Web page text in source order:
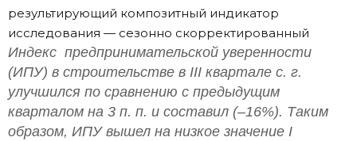
результирующий композитный индикатор
исследования — сезонно скорректированный
Индекс предпринимательской уверенности
(ИПУ) в строительстве в III квартале с. г.
улучшился по сравнению с предыдущим
кварталом на 3 п. п. и составил (–16%). Таким
образом, ИПУ вышел на низкое значение I